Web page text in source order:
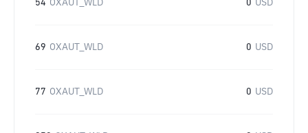
54 OXAUT_WLD 0 USD
69 OXAUT_WLD 0 USD
77 OXAUT_WLD 0 USD